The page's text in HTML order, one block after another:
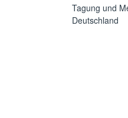
Tagung und
Deutschland